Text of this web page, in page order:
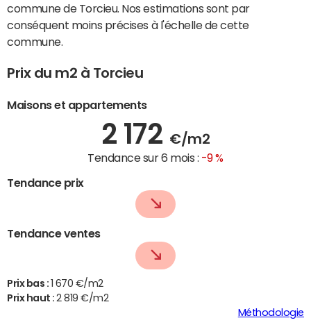
commune de Torcieu. Nos estimations sont par
conséquent moins précises à l'échelle de cette
commune.
Prix du m2 à Torcieu
Maisons et appartements
2 172 €/m2
Tendance sur 6 mois : -9 %
Tendance prix
Tendance ventes
Prix bas :
1 670 €/m2
Prix haut :2 819 €/m2
Méthodologie